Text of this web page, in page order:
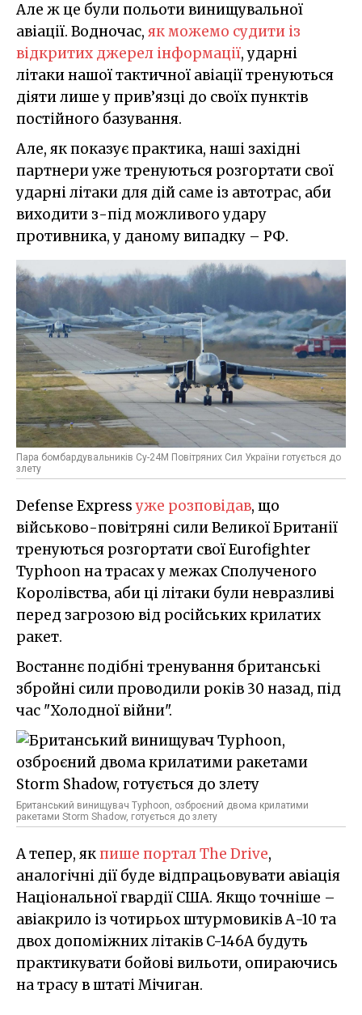
Але ж це були польоти винищувальної
авіації. Водночас, як можемо судити із
відкритих джерел інформації, ударні
літаки нашої тактичної авіації тренуються
діяти лише у прив’язці до своїх пунктів
постійного базування.
Але, як показує практика, наші західні
партнери уже тренуються розгортати свої
ударні літаки для дій саме із автотрас, аби
виходити з-під можливого удару
противника, у даному випадку – РФ.
Пара бомбардувальників Су-24М Повітряних Сил України готується до
злету
Defense Expressуже розповідав, що
військово-повітряні сили Великої Британії
тренуються розгортати свої Eurofighter
Typhoon на трасах у межах Сполученого
Королівства, аби ці літаки були невразливі
перед загрозою від російських крилатих
ракет.
Востаннє подібні тренування британські
збройні сили проводили років 30 назад, під
час "Холодної війни".
Британський винищувач Typhoon, озброєний двома крилатими
ракетами Storm Shadow, готується до злету
А тепер, якпише портал The Drive,
аналогічні дії буде відпрацьовувати авіація
Національної гвардії США. Якщо точніше –
авіакрило із чотирьох штурмовиків А-10 та
двох допоміжних літаків C-146A будуть
практикувати бойові вильоти, опираючись
на трасу в штаті Мічиган.